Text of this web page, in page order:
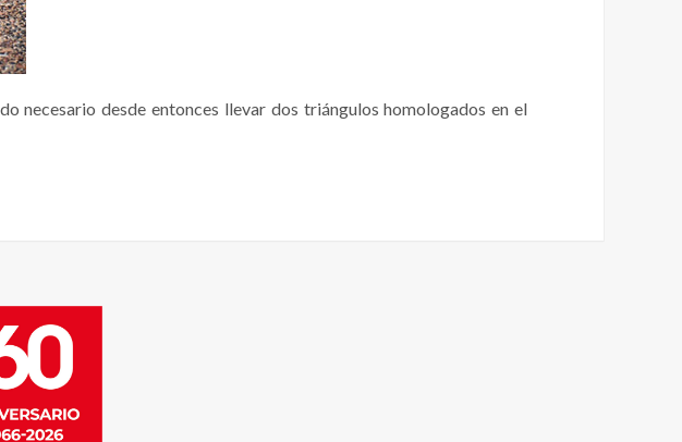
necesario desde entonces llevar dos triángulos homologados en el